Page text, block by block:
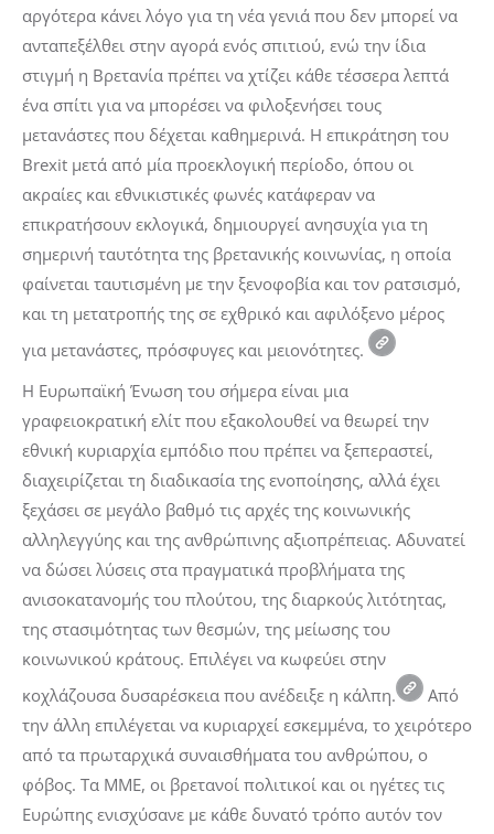
αργότερα κάνει λόγο για τη νέα γενιά που δεν μπορεί να
ανταπεξέλθει στην αγορά ενός σπιτιού, ενώ την ίδια
στιγμή η Βρετανία πρέπει να χτίζει κάθε τέσσερα λεπτά
ένα σπίτι για να μπορέσει να φιλοξενήσει τους
μετανάστες που δέχεται καθημερινά. Η επικράτηση του
Brexit μετά από μία προεκλογική περίοδο, όπου οι
ακραίες και εθνικιστικές φωνές κατάφεραν να
επικρατήσουν εκλογικά, δημιουργεί ανησυχία για τη
σημερινή ταυτότητα της βρετανικής κοινωνίας, η οποία
φαίνεται ταυτισμένη με την ξενοφοβία και τον ρατσισμό,
και τη μετατροπής της σε εχθρικό και αφιλόξενο μέρος
για μετανάστες, πρόσφυγες και μειονότητες.
Η Ευρωπαϊκή Ένωση του σήμερα είναι μια
γραφειοκρατική ελίτ που εξακολουθεί να θεωρεί την
εθνική κυριαρχία εμπόδιο που πρέπει να ξεπεραστεί,
διαχειρίζεται τη διαδικασία της ενοποίησης, αλλά έχει
ξεχάσει σε μεγάλο βαθμό τις αρχές της κοινωνικής
αλληλεγγύης και της ανθρώπινης αξιοπρέπειας. Αδυνατεί
να δώσει λύσεις στα πραγματικά προβλήματα της
ανισοκατανομής του πλούτου, της διαρκούς λιτότητας,
της στασιμότητας των θεσμών, της μείωσης του
κοινωνικού κράτους. Επιλέγει να κωφεύει στην
κοχλάζουσα δυσαρέσκεια που ανέδειξε η κάλπη.
Από
την άλλη επιλέγεται να κυριαρχεί εσκεμμένα, το χειρότερο
από τα πρωταρχικά συναισθήματα του ανθρώπου, ο
φόβος. Τα ΜΜΕ, οι βρετανοί πολιτικοί και οι ηγέτες τις
Ευρώπης ενισχύσανε με κάθε δυνατό τρόπο αυτόν τον